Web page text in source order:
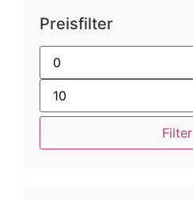
Preisfilter
Filter